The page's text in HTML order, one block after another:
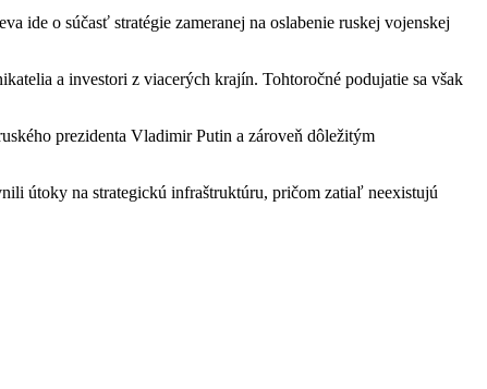
ide o súčasť stratégie zameranej na oslabenie ruskej vojenskej
a investori z viacerých krajín. Tohtoročné podujatie sa však
prezidenta Vladimir Putin a zároveň dôležitým
útoky na strategickú infraštruktúru, pričom zatiaľ neexistujú